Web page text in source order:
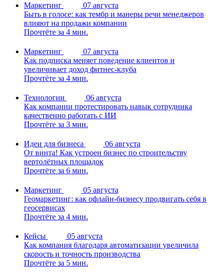
Маркетинг
07 августа
Быть в голосе: как тембр и манеры речи менеджеров
влияют на продажи компании
Прочтёте за 4 мин.
Маркетинг
07 августа
Как подписка меняет поведение клиентов и
увеличивает доход фитнес-клуба
Прочтёте за 4 мин.
Технологии
06 августа
Как компании протестировать навык сотрудника
качественно работать с ИИ
Прочтёте за 3 мин.
Идеи для бизнеса
06 августа
От винта! Как устроен бизнес по строительству
вертолётных площадок
Прочтёте за 6 мин.
Маркетинг
05 августа
Геомаркетинг: как офлайн-бизнесу продвигать себя в
геосервисах
Прочтёте за 4 мин.
Кейсы
05 августа
Как компания благодаря автоматизации увеличила
скорость и точность производства
Прочтёте за 5 мин.